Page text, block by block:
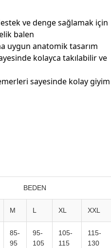
ve denge sağlamak için
balen
uygun anatomik tasarım
kolayca takılabilir ve
sayesinde kolay giyim
BEDEN
M L XL XXL
85-
95
95-
105
105-
115
115-
130